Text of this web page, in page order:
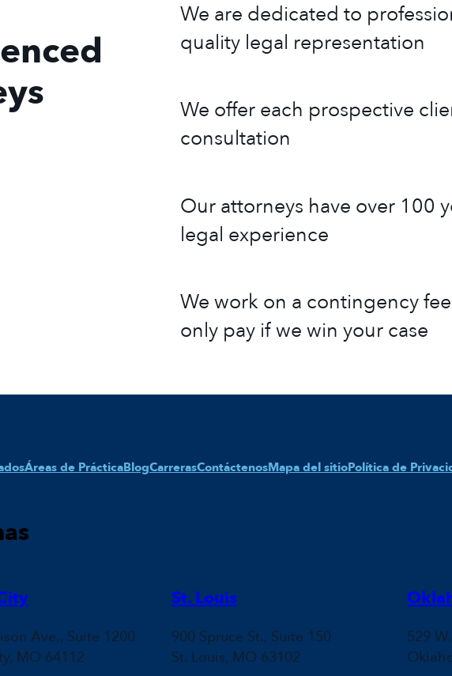
We are dedicated to
quality legal representation
We offer each prospective
consultation
Our attorneys have over 100
legal experience
We work on a contingency
only pay if we win your case
Áreas de PrácticaBlogCarrerasContáctenosMapa del sitioPolítica de
Ave., Suite 1200
MO 64112
St. Louis
900 Spruce St., Suite 150
St. Louis, MO 63102
529